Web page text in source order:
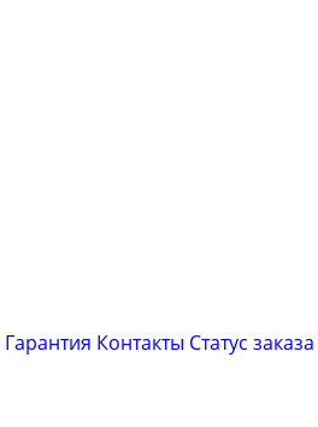
Гарантия Контакты Cтатус заказа